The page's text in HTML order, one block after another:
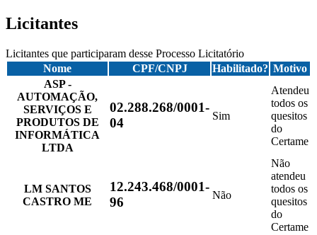
Licitantes
Licitantes que participaram desse Processo Licitatório
Nome
CPF/CNPJ Habilitado? Motivo
ASP -
AUTOMAÇÃO,
SERVIÇOS E
PRODUTOS DE
INFORMÁTICA
LTDA
02.288.268/0001-
04
Sim
Atendeu
todos os
quesitos
do
Certame
LM SANTOS
CASTRO ME
12.243.468/0001-
96
Não
Não
atendeu
todos os
quesitos
do
Certame